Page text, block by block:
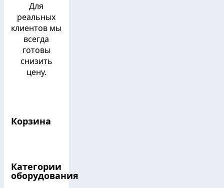
Для
реальных
клиентов мы
всегда
готовы
снизить
цену.
Корзина
Категории
оборудования